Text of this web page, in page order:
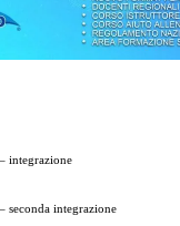
integrazione
seconda integrazione